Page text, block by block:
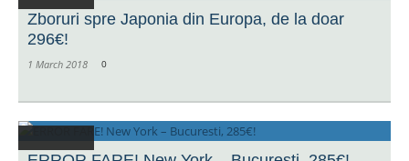
Zboruri spre Japonia din Europa, de la doar
296€!
1 March 2018 0